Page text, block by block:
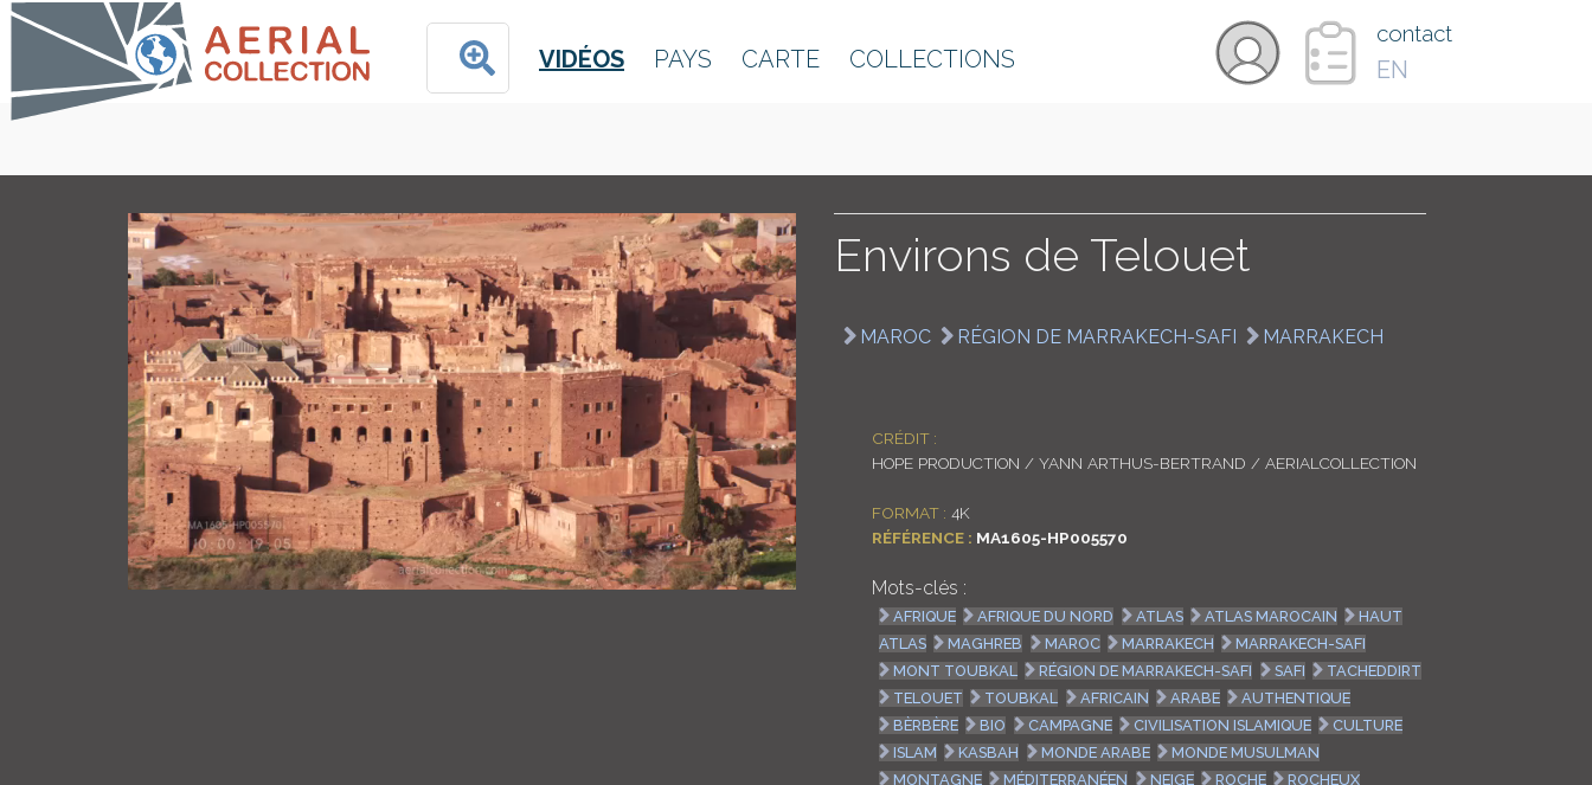
VIDÉOS PAYS CARTE COLLECTIONS
contact
EN
Environs de Telouet
MAROC RÉGION DE MARRAKECH-SAFI MARRAKECH
CRÉDIT :
HOPE PRODUCTION / YANN ARTHUS-BERTRAND / AERIALCOLLECTION
FORMAT : 4K
RÉFÉRENCE : MA1605-HP005570
Mots-clés :
AFRIQUE AFRIQUE DU NORD ATLAS ATLAS MAROCAIN
HAUT
ATLAS
MAGHREB MAROC MARRAKECH
MARRAKECH-SAFI
MONT TOUBKAL
RÉGION DE MARRAKECH-SAFI SAFI
TACHEDDIRT
TELOUET
TOUBKAL AFRICAIN ARABE
AUTHENTIQUE
BÈRBÈRE
BIO CAMPAGNE CIVILISATION ISLAMIQUE
CULTURE
ISLAM
KASBAH MONDE ARABE
MONDE MUSULMAN
MONTAGNE
MÉDITERRANÉEN NEIGE ROCHE
ROCHEUX